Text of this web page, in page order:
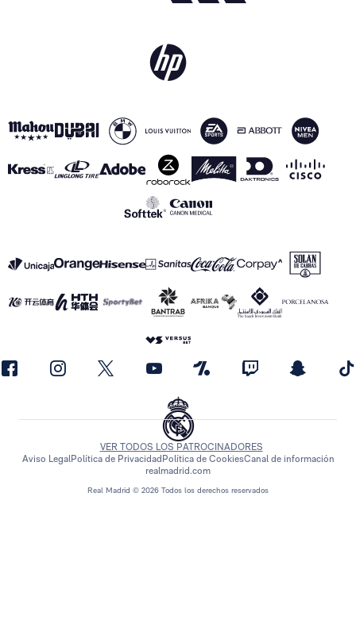
Real Madrid © 2026 Todos los derechos reservados
VER TODOS LOS PATROCINADORES
Aviso LegalPolítica de Privacidad Política de CookiesCanal de información
realmadrid.com